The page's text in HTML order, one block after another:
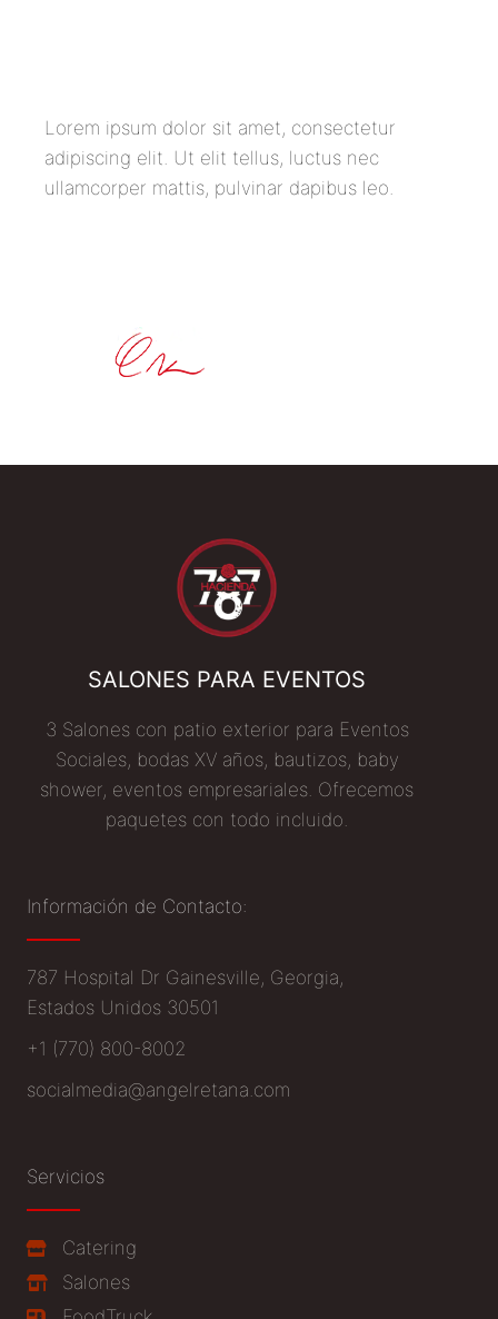
Lorem ipsum dolor sit amet, consectetur
adipiscing elit. Ut elit tellus, luctus nec
ullamcorper mattis, pulvinar dapibus leo.
SALONES PARA EVENTOS
3 Salones con patio exterior para Eventos
Sociales, bodas XV años, bautizos, baby
shower, eventos empresariales. Ofrecemos
paquetes con todo incluido.
Información de Contacto:
787 Hospital Dr Gainesville, Georgia,
Estados Unidos 30501
+1 (770) 800-8002
socialmedia@angelretana.com
Servicios
Catering
Salones